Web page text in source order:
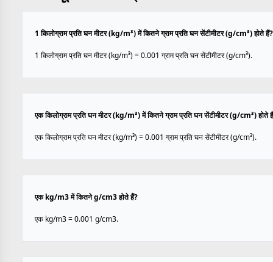
1 किलोग्राम प्रति घन मीटर (kg/m³) में कितने ग्राम प्रति घन सेंटीमीटर (g/cm³) होते हैं?
1 किलोग्राम प्रति घन मीटर (kg/m³) = 0.001 ग्राम प्रति घन सेंटीमीटर (g/cm³).
एक किलोग्राम प्रति घन मीटर (kg/m³) में कितने ग्राम प्रति घन सेंटीमीटर (g/cm³) होते
एक किलोग्राम प्रति घन मीटर (kg/m³) = 0.001 ग्राम प्रति घन सेंटीमीटर (g/cm³).
एक kg/m3 में कितने g/cm3 होते हैं?
एक kg/m3 = 0.001 g/cm3.